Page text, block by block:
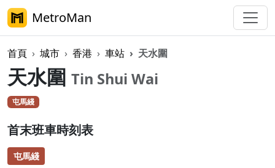
MetroMan
首頁 城市 香港 車站 天水圍
天水圍 Tin Shui Wai
屯馬綫
首末班車時刻表
屯馬綫